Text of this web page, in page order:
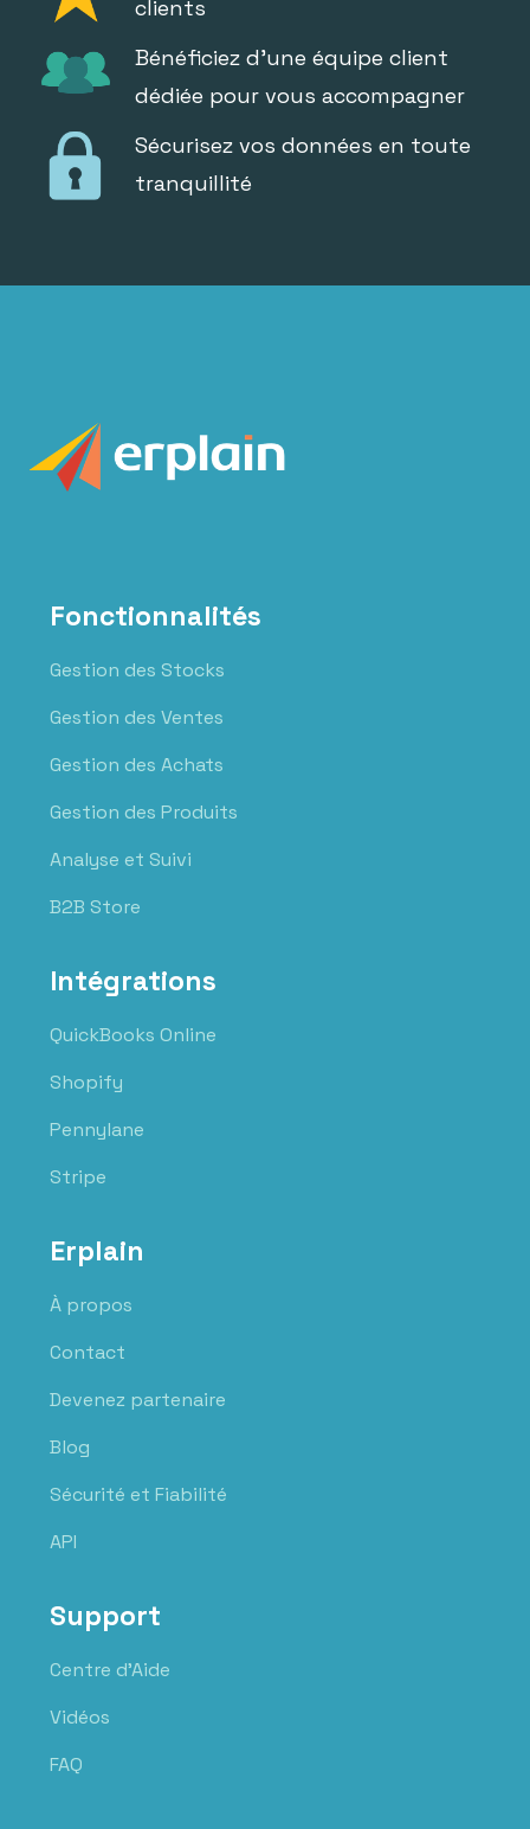
clients
Bénéficiez d'une équipe client
dédiée pour vous accompagner
Sécurisez vos données en toute
tranquillité
Fonctionnalités
Gestion des Stocks
Gestion des Ventes
Gestion des Achats
Gestion des Produits
Analyse et Suivi
B2B Store
Intégrations
QuickBooks Online
Shopify
Pennylane
Stripe
Erplain
À propos
Contact
Devenez partenaire
Blog
Sécurité et Fiabilité
API
Support
Centre d'Aide
Vidéos
FAQ